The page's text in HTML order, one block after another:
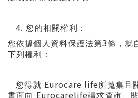
4. 您的相關權利：
您依據個人資料保護法第3條，就
下列權利：
您得就 Eurocare life所蒐集且
書面向 Eurocarelife請求查詢、